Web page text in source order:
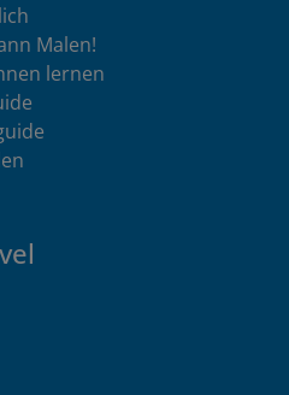
Malen!
lernen